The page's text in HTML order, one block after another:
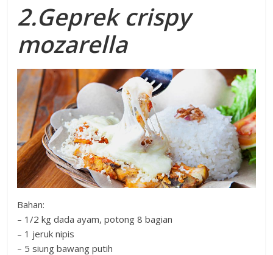
2.Geprek crispy
mozarella
Bahan:
– 1/2 kg dada ayam, potong 8 bagian
– 1 jeruk nipis
– 5 siung bawang putih